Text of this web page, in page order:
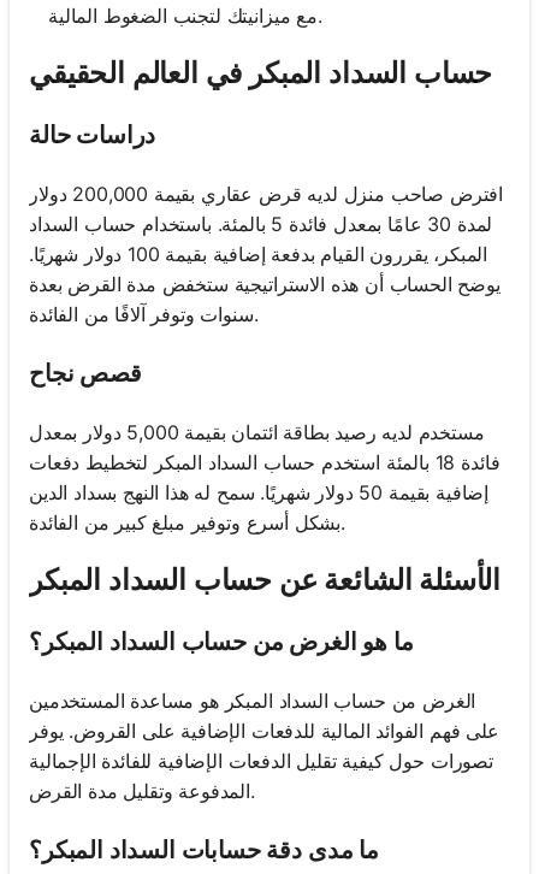
مع ميزانيتك لتجنب الضغوط المالية.
حساب السداد المبكر في العالم الحقيقي
دراسات حالة
افترض صاحب منزل لديه قرض عقاري بقيمة 200,000 دولار
لمدة 30 عامًا بمعدل فائدة 5 بالمئة. باستخدام حساب السداد
المبكر، يقررون القيام بدفعة إضافية بقيمة 100 دولار شهريًا.
يوضح الحساب أن هذه الاستراتيجية ستخفض مدة القرض بعدة
سنوات وتوفر آلافًا من الفائدة.
قصص نجاح
مستخدم لديه رصيد بطاقة ائتمان بقيمة 5,000 دولار بمعدل
فائدة 18 بالمئة استخدم حساب السداد المبكر لتخطيط دفعات
إضافية بقيمة 50 دولار شهريًا. سمح له هذا النهج بسداد الدين
بشكل أسرع وتوفير مبلغ كبير من الفائدة.
الأسئلة الشائعة عن حساب السداد المبكر
ما هو الغرض من حساب السداد المبكر؟
الغرض من حساب السداد المبكر هو مساعدة المستخدمين
على فهم الفوائد المالية للدفعات الإضافية على القروض. يوفر
تصورات حول كيفية تقليل الدفعات الإضافية للفائدة الإجمالية
المدفوعة وتقليل مدة القرض.
ما مدى دقة حسابات السداد المبكر؟